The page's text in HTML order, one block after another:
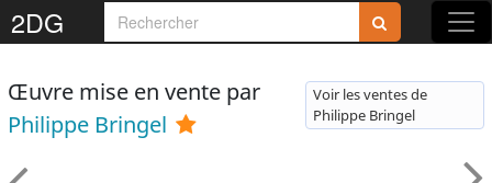
2DG
Œuvre mise en vente par
Philippe Bringel
Voir les ventes de
Philippe Bringel